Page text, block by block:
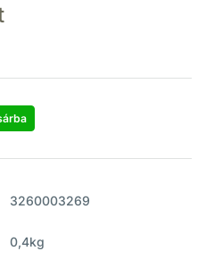
3260003269
0,4kg